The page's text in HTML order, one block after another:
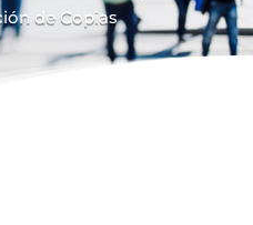
de Copias